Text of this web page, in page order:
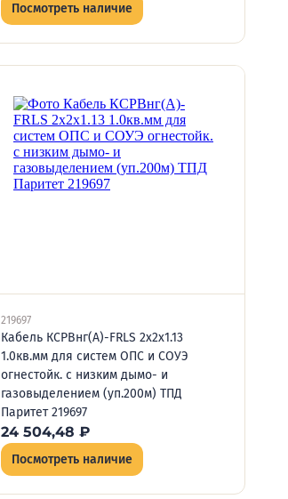
Посмотреть наличие
219697
Кабель КСРВнг(А)-FRLS 2х2х1.13
1.0кв.мм для систем ОПС и СОУЭ
огнестойк. с низким дымо- и
газовыделением (уп.200м) ТПД
Паритет 219697
24 504,48 ₽
Посмотреть наличие